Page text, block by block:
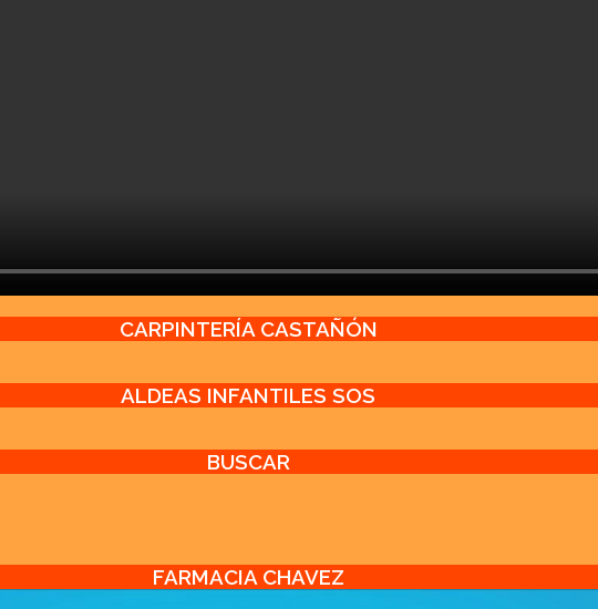
CARPINTERÍA CASTAÑÓN
ALDEAS INFANTILES SOS
BUSCAR
FARMACIA CHAVEZ